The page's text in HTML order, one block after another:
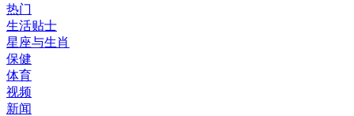
热门
生活贴士
星座与生肖
保健
体育
视频
新闻